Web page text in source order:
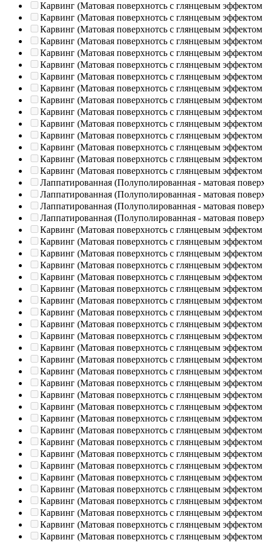
Карвинг (Матовая поверхнотсь с глянцевым эффектом
Карвинг (Матовая поверхнотсь с глянцевым эффектом
Карвинг (Матовая поверхнотсь с глянцевым эффектом
Карвинг (Матовая поверхнотсь с глянцевым эффектом
Карвинг (Матовая поверхнотсь с глянцевым эффектом
Карвинг (Матовая поверхнотсь с глянцевым эффектом
Карвинг (Матовая поверхнотсь с глянцевым эффектом
Карвинг (Матовая поверхнотсь с глянцевым эффектом
Карвинг (Матовая поверхнотсь с глянцевым эффектом
Карвинг (Матовая поверхнотсь с глянцевым эффектом
Карвинг (Матовая поверхнотсь с глянцевым эффектом
Карвинг (Матовая поверхнотсь с глянцевым эффектом
Карвинг (Матовая поверхнотсь с глянцевым эффектом
Карвинг (Матовая поверхнотсь с глянцевым эффектом
Карвинг (Матовая поверхнотсь с глянцевым эффектом
Лаппатированная (Полуполированная - матовая
Лаппатированная (Полуполированная - матовая
Лаппатированная (Полуполированная - матовая
Лаппатированная (Полуполированная - матовая
Карвинг (Матовая поверхнотсь с глянцевым эффектом
Карвинг (Матовая поверхнотсь с глянцевым эффектом
Карвинг (Матовая поверхнотсь с глянцевым эффектом
Карвинг (Матовая поверхнотсь с глянцевым эффектом
Карвинг (Матовая поверхнотсь с глянцевым эффектом
Карвинг (Матовая поверхнотсь с глянцевым эффектом
Карвинг (Матовая поверхнотсь с глянцевым эффектом
Карвинг (Матовая поверхнотсь с глянцевым эффектом
Карвинг (Матовая поверхнотсь с глянцевым эффектом
Карвинг (Матовая поверхнотсь с глянцевым эффектом
Карвинг (Матовая поверхнотсь с глянцевым эффектом
Карвинг (Матовая поверхнотсь с глянцевым эффектом
Карвинг (Матовая поверхнотсь с глянцевым эффектом
Карвинг (Матовая поверхнотсь с глянцевым эффектом
Карвинг (Матовая поверхнотсь с глянцевым эффектом
Карвинг (Матовая поверхнотсь с глянцевым эффектом
Карвинг (Матовая поверхнотсь с глянцевым эффектом
Карвинг (Матовая поверхнотсь с глянцевым эффектом
Карвинг (Матовая поверхнотсь с глянцевым эффектом
Карвинг (Матовая поверхнотсь с глянцевым эффектом
Карвинг (Матовая поверхнотсь с глянцевым эффектом
Карвинг (Матовая поверхнотсь с глянцевым эффектом
Карвинг (Матовая поверхнотсь с глянцевым эффектом
Карвинг (Матовая поверхнотсь с глянцевым эффектом
Карвинг (Матовая поверхнотсь с глянцевым эффектом
Карвинг (Матовая поверхнотсь с глянцевым эффектом
Карвинг (Матовая поверхнотсь с глянцевым эффектом